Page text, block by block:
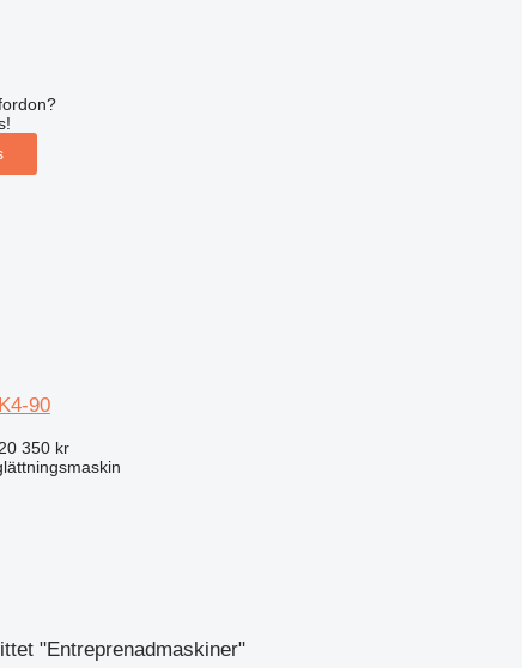
90
350 kr
"Entreprenadmaskiner"